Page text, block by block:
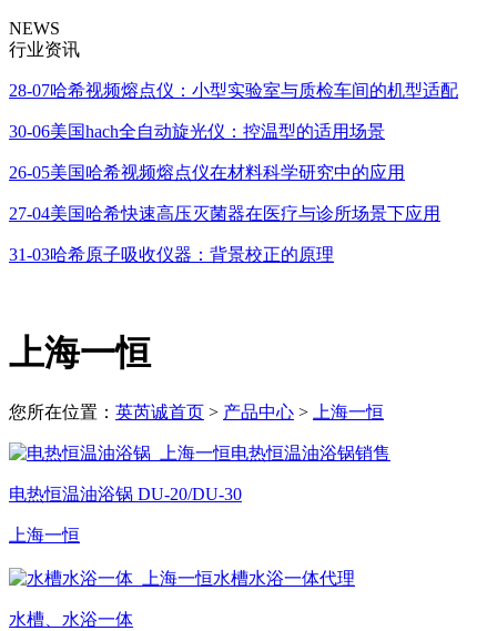
NEWS
行业资讯
28-07哈希视频熔点仪：小型实验室与质检车间的机型适配
30-06美国hach全自动旋光仪：控温型的适用场景
26-05美国哈希视频熔点仪在材料科学研究中的应用
27-04美国哈希快速高压灭菌器在医疗与诊所场景下应用
31-03哈希原子吸收仪器：背景校正的原理
上海一恒
您所在位置： 英芮诚首页 > 产品中心 > 上海一恒
电热恒温油浴锅 DU-20/DU-30
上海一恒
水槽、水浴一体